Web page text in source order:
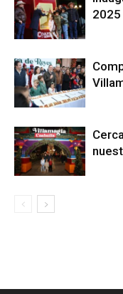
2025